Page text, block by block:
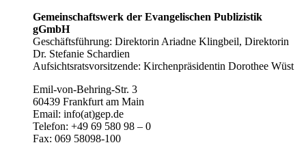
Gemeinschaftswerk der Evangelischen Publizistik
gGmbH
Geschäftsführung: Direktorin Ariadne Klingbeil, Direktorin
Dr. Stefanie Schardien
Aufsichtsratsvorsitzende: Kirchenpräsidentin Dorothee Wüst
Emil-von-Behring-Str. 3
60439 Frankfurt am Main
Email: info(at)gep.de
Telefon: +49 69 580 98 – 0
Fax: 069 58098-100